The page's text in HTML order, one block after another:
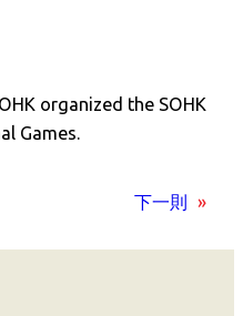
organized the SOHK
Games.
下一則 »